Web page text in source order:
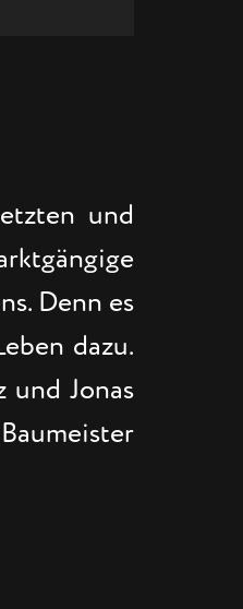
und
Denn es
dazu.
und Jonas